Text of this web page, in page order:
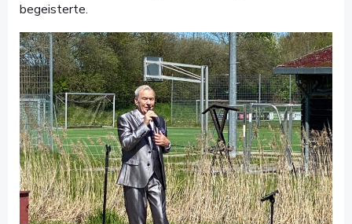
begeisterte.